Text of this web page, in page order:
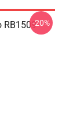
RB1509-20%